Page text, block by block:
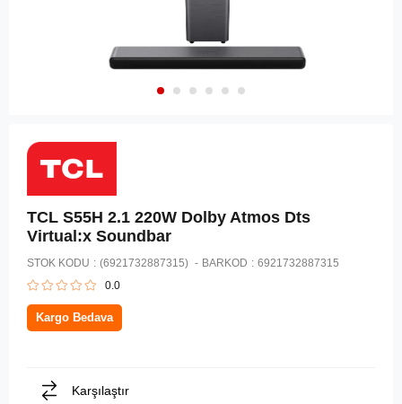
TCL S55H 2.1 220W Dolby Atmos Dts
Virtual:x Soundbar
STOK KODU (6921732887315) BARKOD : 6921732887315
0.0
Kargo Bedava
Karşılaştır